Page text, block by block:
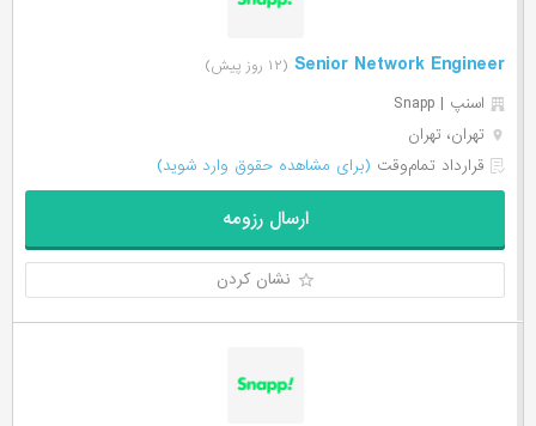
Senior Network Engineer (۱۲ روز پیش)
اسنپ | Snapp
تهران، تهران
قرارداد تمام‌وقت (برای مشاهده حقوق وارد شوید)
ارسال رزومه
نشان کردن